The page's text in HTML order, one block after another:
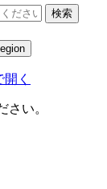
検索
く
さい。